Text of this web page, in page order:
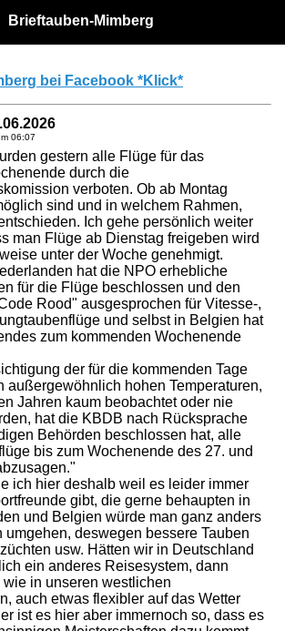
Brieftauben-Mimberg
bei Facebook *Klick*
06:07
gestern alle Flüge für das
durch die
verboten. Ob ab Montag
sind und in welchem Rahmen,
Ich gehe persönlich weiter
man Flüge ab Dienstag freigeben wird
unter der Woche genehmigt.
hat die NPO erhebliche
für die Flüge beschlossen und den
Rood" ausgesprochen für Vitesse-,
und selbst in Belgien hat
zum kommenden Wochenende
der für die kommenden Tage
außergewöhnlich hohen Temperaturen,
Jahren kaum beobachtet oder nie
hat die KBDB nach Rücksprache
Behörden beschlossen hat, alle
bis zum Wochenende des 27. und
ich hier deshalb weil es leider immer
gibt, die gerne behaupten in
und Belgien würde man ganz anders
umgehen, deswegen bessere Tauben
usw. Hätten wir in Deutschland
ein anderes Reisesystem, dann
wie in unseren westlichen
auch etwas flexibler auf das Wetter
ist es hier aber immernoch so, dass es